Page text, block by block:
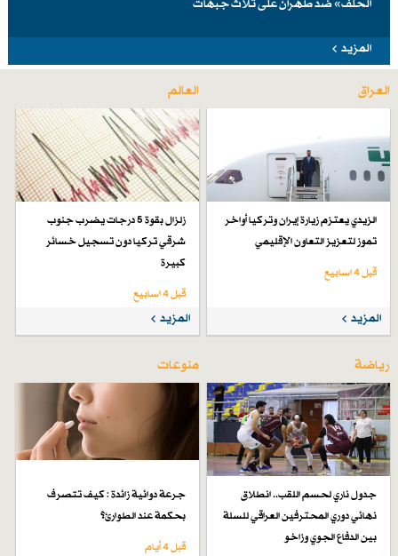
الحلف» ضد طهرانَ على ثلاث جبهات
المزيد
العراق
الزيدي يعتزم زيارة إيران وتركيا أواخر
تموز لتعزيز التعاون الإقليمي
قبل 4 اسابیع
المزيد
العالم
زلزال بقوة 5 درجات يضرب جنوب
شرقي تركيا دون تسجيل خسائر
كبيرة
قبل 4 اسابیع
المزيد
رياضة
جدول ناري لحسم اللقب.. انطلاق
نهائي دوري المحترفين العراقي للسلة
بين الدفاع الجوي وزاخو
منوعات
جرعة دوائية زائدة : كيف تتصرف
بحكمة عند الطوارئ؟
قبل 4 أيام